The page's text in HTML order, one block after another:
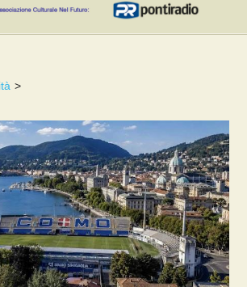
>